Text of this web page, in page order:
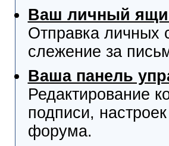
Ваш личный
Отправка личных
слежение за
Ваша панель
Редактирование
подписи,
форума.